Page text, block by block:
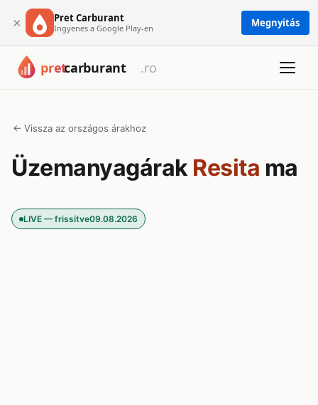
× Pret Carburant
Ingyenes a Google Play-en Megnyitás
← Vissza az országos árakhoz
Üzemanyagárak Resita ma
LIVE — frissítve09.08.2026